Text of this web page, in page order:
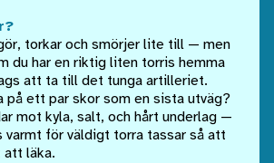
torkar och smörjer lite till — men
du har en riktig liten torris hemma
att ta till det tunga artilleriet.
på ett par skor som en sista utväg?
mot kyla, salt, och hårt underlag —
varmt för väldigt torra tassar så att
läka.